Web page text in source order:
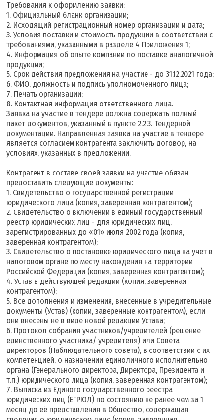
Требования к оформлению заявки:
1. Официальный бланк организации;
2. Исходящий регистрационный номер организации и дата;
3. Условия поставки и стоимость продукции в соответствии с
требованиями, указанными в разделе 4 Приложения 1;
4. Информация об опыте компании по поставке аналогичной
продукции;
5. Срок действия предложения на участие - до 31.12.2021 года;
6. ФИО, должность и подпись уполномоченного лица;
7. Печать организации;
8. Контактная информация ответственного лица.
Заявка на участие в тендере должна содержать полный
пакет документов, указанный в пункте 2.2.3. Тендерной
документации. Направленная заявка на участие в тендере
является согласием контрагента заключить договор, на
условиях, указанных в предложении.
Контрагент в составе своей заявки на участие обязан
предоставить следующие документы:
1. Свидетельство о государственной регистрации
юридического лица (копия, заверенная контрагентом);
2. Свидетельство о включении в единый государственный
реестр юридических лиц - для юридических лиц,
зарегистрированных до «01» июля 2002 года (копия,
заверенная контрагентом);
3. Свидетельство о постановке юридического лица на учет в
налоговом органе по месту нахождения на территории
Российской Федерации (копия, заверенная контрагентом);
4. Устав в действующей редакции (копия, заверенная
контрагентом);
5. Все дополнения и изменения, внесенные в учредительные
документы (Устав) (копии, заверенные контрагентом), если
они внесены не в виде новой редакции Устава;
6. Протокол собрания участников/учредителей (решение
единственного участника/ учредителя) или Совета
директоров (Наблюдательного совета), в соответствии с их
компетенцией, о назначении единоличного исполнительно
органа (Генерального директора, Директора, Президента и
т.п.) юридического лица (копия, заверенная контрагентом);
7. Выписка из Единого государственного реестра
юридических лиц (ЕГРЮЛ) по состоянию не ранее чем за 1
месяц до её представления в Общество, содержащая